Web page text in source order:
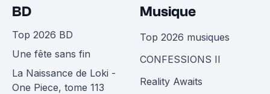
BD
Top 2026 BD
Une fête sans fin
La Naissance de Loki -
One Piece, tome 113
Musique
Top 2026 musiques
CONFESSIONS II
Reality Awaits